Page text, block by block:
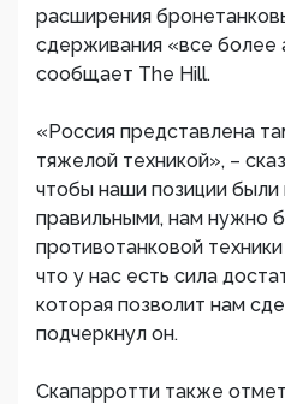
расширения
сдерживания «все более
сообщает The Hill.
«Россия представлена
тяжелой техникой», –
чтобы наши позиции
правильными, нам нужно
противотанковой
что у нас есть сила
которая позволит нам
подчеркнул он.
Скапарротти также